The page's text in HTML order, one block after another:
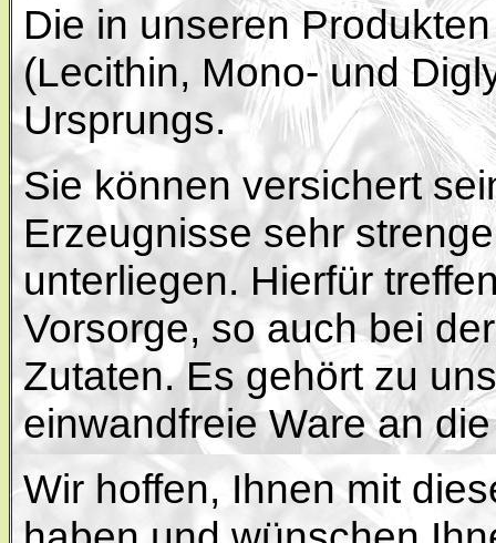
Die in unseren
(Lecithin, Mono- und
Ursprungs.
Sie können versichert
Erzeugnisse sehr
unterliegen. Hierfür
Vorsorge, so auch bei
Zutaten. Es gehört zu
einwandfreie Ware an
Wir hoffen, Ihnen mit